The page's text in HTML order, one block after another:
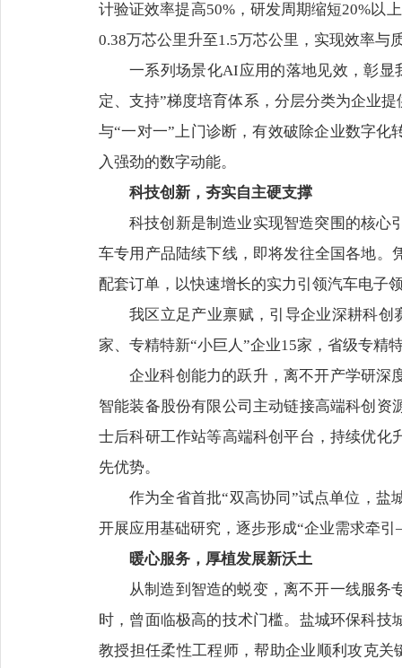
计验证效率提高50%，研发周期缩短20%以
0.38万芯公里升至1.5万芯公里，实现效率
一系列场景化AI应用的落地见效，彰显
定、支持”梯度培育体系，分层分类为企业
与“一对一”上门诊断，有效破除企业数字
入强劲的数字动能。
科技创新，夯实自主硬支撑
科技创新是制造业实现智造突围的核心
车专用产品陆续下线，即将发往全国各地。
配套订单，以快速增长的实力引领汽车电子
我区立足产业禀赋，引导企业深耕科
家、专精特新“小巨人”企业15家，省级专精
企业科创能力的跃升，离不开产学研深
智能装备股份有限公司主动链接高端科创
士后科研工作站等高端科创平台，持续优化
先优势。
作为全省首批“双高协同”试点单位，盐
开展应用基础研究，逐步形成“企业需求牵
暖心服务，厚植发展新沃土
从制造到智造的蜕变，离不开一线服务
时，曾面临极高的技术门槛。盐城环保科
教授担任柔性工程师，帮助企业顺利攻克